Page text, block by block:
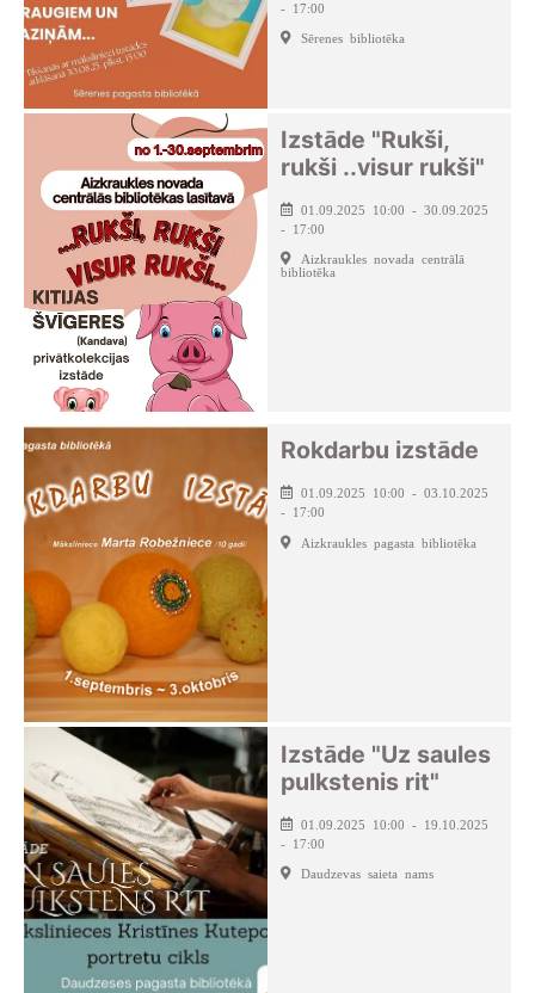
- 17:00
Sērenes bibliotēka
Izstāde "Rukši,
rukši ..visur rukši"
01.09.2025 10:00 - 30.09.2025
- 17:00
Aizkraukles novada centrālā
bibliotēka
Rokdarbu izstāde
01.09.2025 10:00 - 03.10.2025
- 17:00
Aizkraukles pagasta bibliotēka
Izstāde "Uz saules
pulkstenis rit"
01.09.2025 10:00 - 19.10.2025
- 17:00
Daudzevas saieta nams